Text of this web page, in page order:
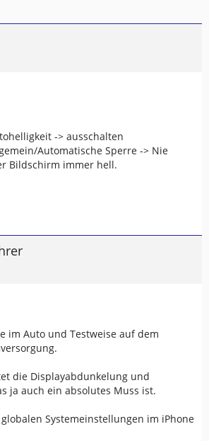
-> ausschalten
Automatische Sperre -> Nie
Bildschirm immer hell.
im Auto und Testweise auf dem
die Displayabdunkelung und
ja auch ein absolutes Muss ist.
Systemeinstellungen im iPhone